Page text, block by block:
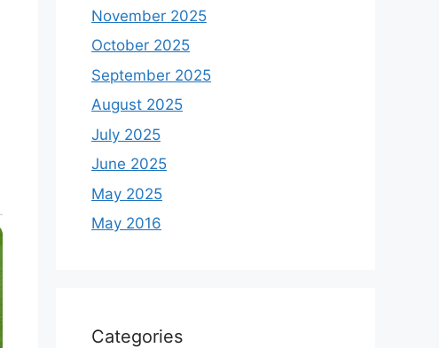
November 2025
October 2025
September 2025
August 2025
July 2025
June 2025
May 2025
May 2016
Categories